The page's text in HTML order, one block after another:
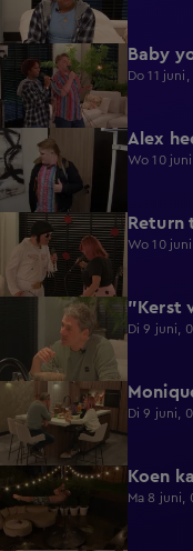
0:39 Baby
Do 11 juni,
0:43 Alex
Wo 10
0:36 Return
Wo 10
"Kerst
Di 9 juni,
0:29
Di 9 juni,
0:38 Koen
Ma 8 juni,